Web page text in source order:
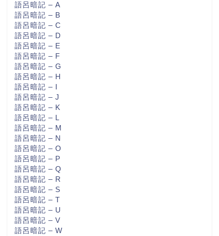
語呂暗記 – A
語呂暗記 – B
語呂暗記 – C
語呂暗記 – D
語呂暗記 – E
語呂暗記 – F
語呂暗記 – G
語呂暗記 – H
語呂暗記 – I
語呂暗記 – J
語呂暗記 – K
語呂暗記 – L
語呂暗記 – M
語呂暗記 – N
語呂暗記 – O
語呂暗記 – P
語呂暗記 – Q
語呂暗記 – R
語呂暗記 – S
語呂暗記 – T
語呂暗記 – U
語呂暗記 – V
語呂暗記 – W